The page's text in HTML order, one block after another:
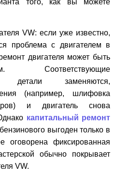
VW: если уже известно,
проблема с двигателем в
двигателя может быть
Соответствующие
детали заменяются,
(например, шлифовка
и двигатель снова
капитальный ремонт
выгоден только в
оговорена фиксированная
обычно покрывает
VW.